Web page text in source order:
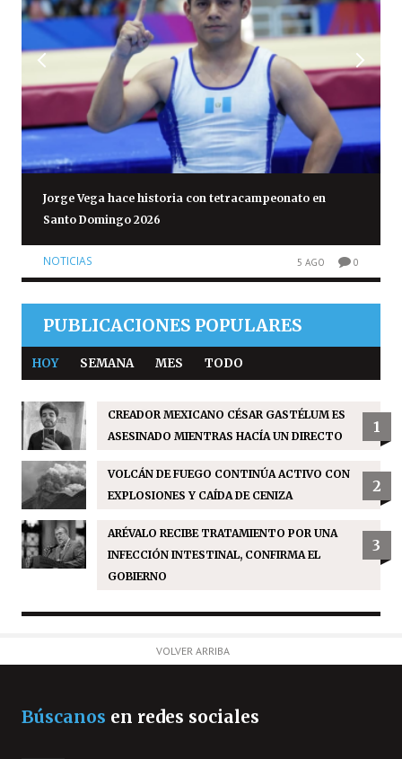
Jorge Vega hace historia con tetracampeonato en
Santo Domingo 2026
NOTICIAS 5 AGO 0
PUBLICACIONES POPULARES
HOY SEMANA MES TODO
CREADOR MEXICANO CÉSAR GASTÉLUM ES
ASESINADO MIENTRAS HACÍA UN DIRECTO
1
VOLCÁN DE FUEGO CONTINÚA ACTIVO CON
EXPLOSIONES Y CAÍDA DE CENIZA
2
ARÉVALO RECIBE TRATAMIENTO POR UNA
INFECCIÓN INTESTINAL, CONFIRMA EL
GOBIERNO
3
VOLVER ARRIBA
Búscanos en redes sociales